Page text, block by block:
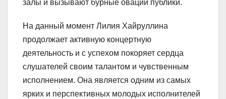
залы и вызывают бурные овации публики.
На данный момент Лилия Хайруллина
продолжает активную концертную
деятельность и с успехом покоряет сердца
слушателей своим талантом и чувственным
исполнением. Она является одним из самых
ярких и перспективных молодых исполнителей